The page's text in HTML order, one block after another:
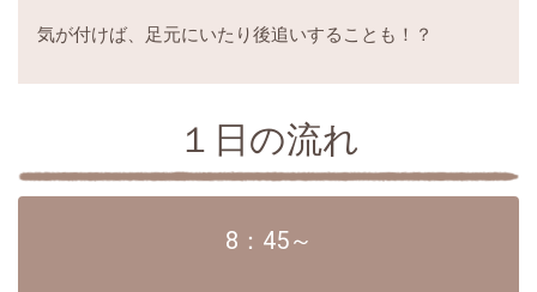
気が付けば、足元にいたり後追いすることも！？
１日の流れ
8：45～